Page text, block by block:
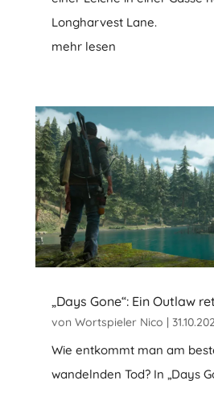
Longharvest Lane.
mehr lesen
„Days Gone“: Ein Outlaw
von Wortspieler Nico
Wie entkommt man am
wandelnden Tod? In „Days